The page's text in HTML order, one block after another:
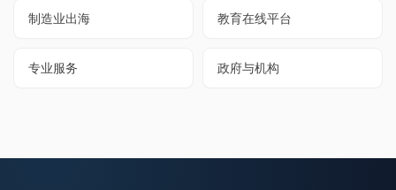
制造业出海 教育在线平台
专业服务 政府与机构